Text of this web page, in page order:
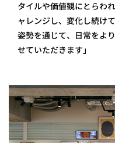
タイルや価値観にとらわ
ャレンジし、変化し続け
姿勢を通じて、日常をよ
せていただきます」